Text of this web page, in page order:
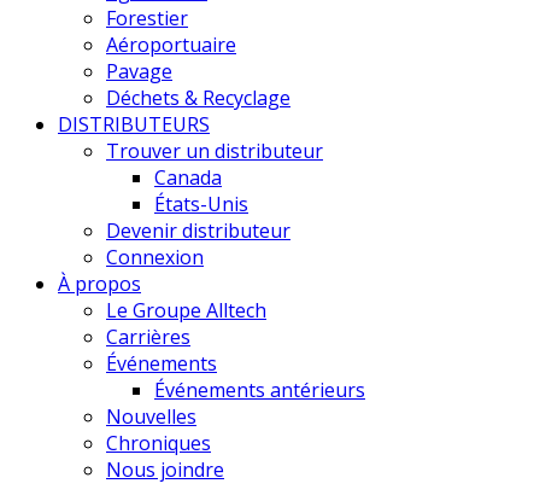
Forestier
Aéroportuaire
Pavage
Déchets & Recyclage
DISTRIBUTEURS
Trouver un distributeur
Canada
États-Unis
Devenir distributeur
Connexion
À propos
Le Groupe Alltech
Carrières
Événements
Événements antérieurs
Nouvelles
Chroniques
Nous joindre